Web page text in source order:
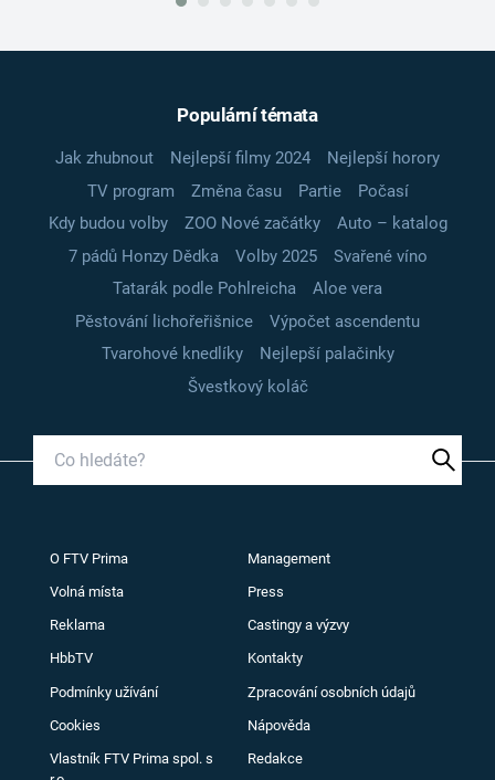
Populární témata
Jak zhubnout Nejlepší filmy 2024
Nejlepší horory
TV program
Změna času Partie
Počasí
Kdy budou volby
ZOO Nové začátky
Auto – katalog
7 pádů Honzy Dědka
Volby 2025
Svařené víno
Tatarák podle Pohlreicha
Aloe vera
Pěstování lichořeřišnice
Výpočet ascendentu
Tvarohové knedlíky
Nejlepší palačinky
Švestkový koláč
O FTV Prima Management
Volná místa Press
Reklama Castingy a výzvy
HbbTV Kontakty
Podmínky užívání Zpracování osobních údajů
Cookies Nápověda
Vlastník FTV Prima spol. s
Redakce